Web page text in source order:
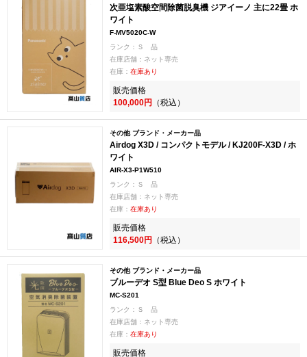
次亜塩素酸空間除菌脱臭機 ジアイーノ 主に22畳 ホ
ワイト
F-MV5020C-W
ランク：Ｓ 品
在庫店舗：ネット専売
在庫： 在庫あり
販売価格
100,000円 （税込）
その他 ブランド・メーカー品
Airdog X3D / コンパクトモデル / KJ200F-X3D / ホ
ワイト
AIR-X3-P1W510
ランク：Ｓ 品
在庫店舗：ネット専売
在庫： 在庫あり
販売価格
116,500円 （税込）
その他 ブランド・メーカー品
ブルーデオ S型 Blue Deo S ホワイト
MC-S201
ランク：Ｓ 品
在庫店舗：ネット専売
在庫： 在庫あり
販売価格